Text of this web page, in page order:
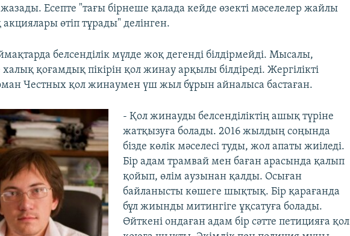
жазады. Есепте "тағы бірнеше қалада кейде өзекті мәселелер жайлы
өтіп тұрады" делінген.
белсенділік мүлде жоқ дегенді білдірмейді. Мысалы,
қоғамдық пікірін қол жинау арқылы білдіреді. Жергілікті
Честных қол жинаумен үш жыл бұрын айналыса бастаған.
- Қол жинауды белсенділіктің ашық түріне
жатқызуға болады. 2016 жылдың соңында
бізде көлік мәселесі туды, жол апаты жиіледі.
Бір адам трамвай мен баған арасында қалып
қойып, өлім аузынан қалды. Осыған
байланысты көшеге шықтық. Бір қарағанда
бұл жиынды митингіге ұқсатуға болады.
Өйткені ондаған адам бір сәтте петицияға қол